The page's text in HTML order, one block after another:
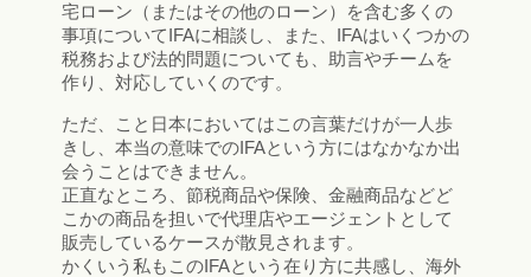
宅ローン（またはその他のローン）を含む多くの
事項についてIFAに相談し、また、IFAはいくつかの
税務および法的問題についても、助言やチームを
作り、対応していくのです。
ただ、こと日本においてはこの言葉だけが一人歩
きし、本当の意味でのIFAという方にはなかなか出
会うことはできません。
正直なところ、節税商品や保険、金融商品などど
こかの商品を担いで代理店やエージェントとして
販売しているケースが散見されます。
かくいう私もこのIFAという在り方に共感し、海外